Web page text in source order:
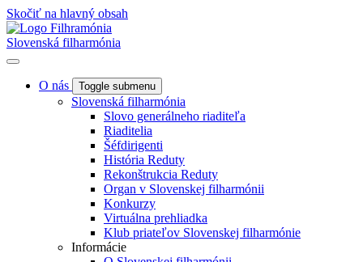
Skočiť na hlavný obsah
Slovenská filharmónia
O nás Toggle submenu
Slovenská filharmónia
Slovo generálneho riaditeľa
Riaditelia
Šéfdirigenti
História Reduty
Rekonštrukcia Reduty
Organ v Slovenskej filharmónii
Konkurzy
Virtuálna prehliadka
Klub priateľov Slovenskej filharmónie
Informácie